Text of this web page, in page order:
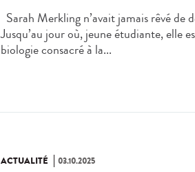
Sarah Merkling n’avait jamais rêvé de
Jusqu’au jour où, jeune étudiante, elle
biologie consacré à la...
ACTUALITÉ 03.10.2025